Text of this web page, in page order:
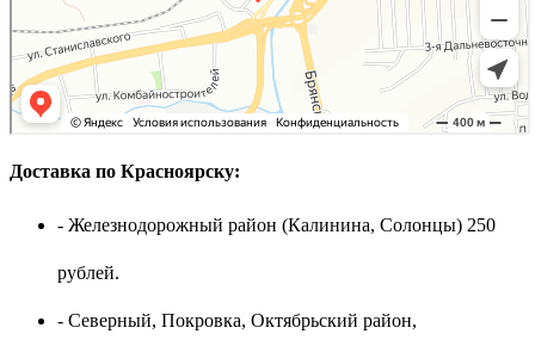
Доставка по Красноярску:
- Железнодорожный район (Калинина, Солонцы) 250
рублей.
- Северный, Покровка, Октябрьский район,